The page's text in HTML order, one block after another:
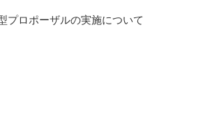
プロポーザルの実施について